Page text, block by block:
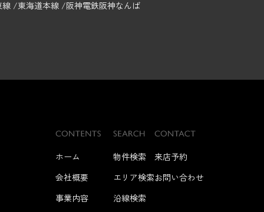
線 東海道本線 阪神電鉄阪神なんば
ホーム
会社概要
事業内容
物件検索
エリア検索
沿線検索
来店予約
お問い合わせ